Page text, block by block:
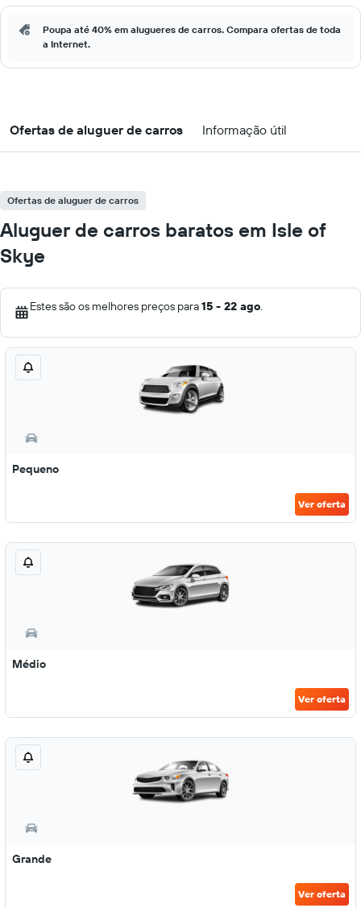
Poupa até 40% em alugueres de carros. Compara ofertas de toda
a Internet.
Ofertas de aluguer de carros Informação útil
Ofertas de aluguer de carros
Aluguer de carros baratos em Isle of
Skye
Estes são os melhores preços para15 - 22 ago.
Pequeno
Ver oferta
Médio
Ver oferta
Grande
Ver oferta